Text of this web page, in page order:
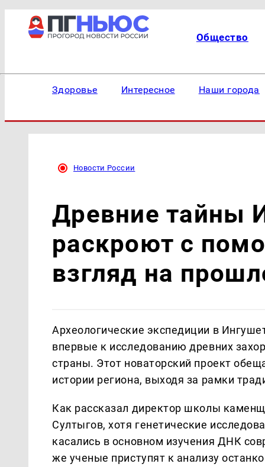
Общество
Здоровье Интересное Наши города
Новости России
Древние тайны
раскроют с
взгляд на
Археологические экспедиции в
впервые к исследованию древних
страны. Этот новаторский проект
истории региона, выходя за рамки
Как рассказал директор школы
Султыгов, хотя генетические
касались в основном изучения ДНК
же ученые приступят к анализу